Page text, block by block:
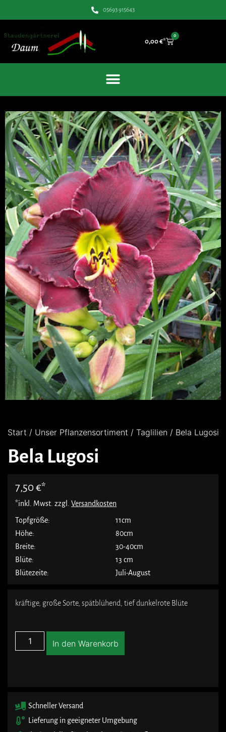
05693 915643
0,00€
0
Start / Unser Pflanzensortiment / Taglilien / Bela Lugosi
Bela Lugosi
7,50 €
*inkl. Mwst. zzgl. Versandkosten
Topfgröße:
11cm
Höhe:
80cm
Breite:
30-40cm
Blüte:
13 cm
Blütezeite:
Juli-August
kräftige, große Sorte, spätblühend, tief dunkelrote Blüte
In den Warenkorb
Schneller Versand
Lieferung in geeigneter Umgebung